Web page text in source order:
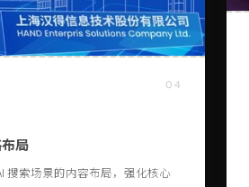
04
局
搜索场景的内容布局，强化核心